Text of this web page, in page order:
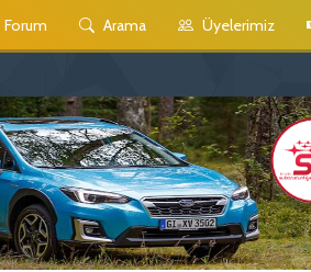
Forum Arama Üyelerimiz